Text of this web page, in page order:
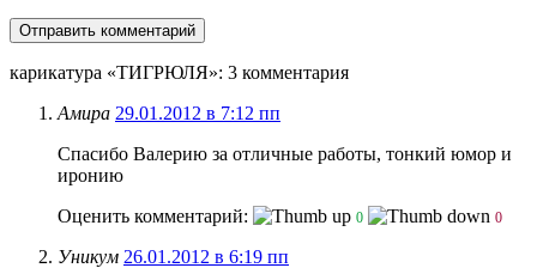
карикатура «ТИГРЮЛЯ»: 3 комментария
Амира 29.01.2012 в 7:12 пп
Спасибо Валерию за отличные работы, тонкий юмор и
иронию
Оценить комментарий:
0 0
Уникум 26.01.2012 в 6:19 пп